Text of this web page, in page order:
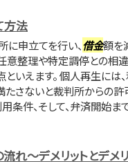
方法
に申立てを行い、 借金額を
意整理や特定調停との相
といえます。 個人再生には
たさないと裁判所からの許
条件、そして、弁済開始ま
れ～デメリットとデメ